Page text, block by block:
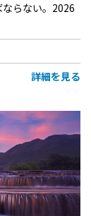
らない。2026
詳細を見る